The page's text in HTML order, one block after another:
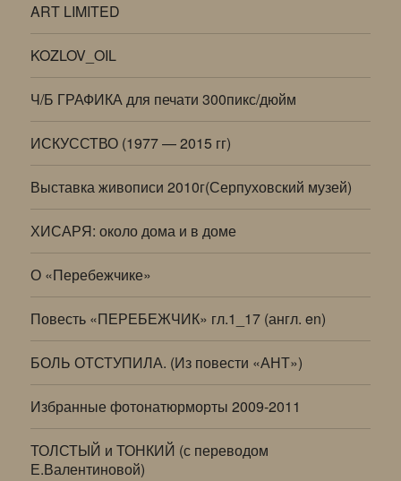
ART LIMITED
KOZLOV_OIL
Ч/Б ГРАФИКА для печати 300пикс/дюйм
ИСКУССТВО (1977 — 2015 гг)
Выставка живописи 2010г(Серпуховский музей)
ХИСАРЯ: около дома и в доме
О «Перебежчике»
Повесть «ПЕРЕБЕЖЧИК» гл.1_17 (англ. en)
БОЛЬ ОТСТУПИЛА. (Из повести «АНТ»)
Избранные фотонатюрморты 2009-2011
ТОЛСТЫЙ и ТОНКИЙ (с переводом
Е.Валентиновой)